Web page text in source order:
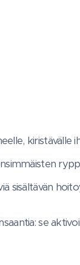
kiristävälle
sisältävän
se